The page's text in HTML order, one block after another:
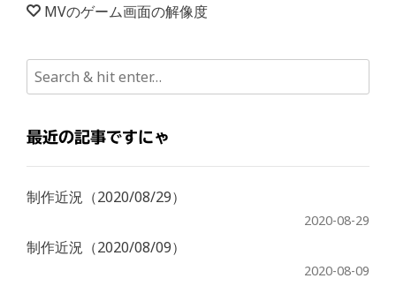
MVのゲーム画面の解像度
最近の記事ですにゃ
制作近況（2020/08/29）
2020-08-29
制作近況（2020/08/09）
2020-08-09